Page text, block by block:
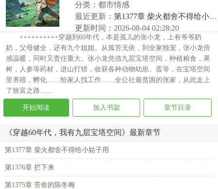
分类：都市情感
最近更新： 第1377章 柴火都舍不得给小姑子用
更新时间：2026-08-04 02:28:20
++++++++++穿越到60年代，本是孤儿的张小龙，上有爷爷奶
奶，父母健全，还有九个姐姐。从孤苦无依，到全家独宠，张小龙倍
感温暖，同时又责任重大。张小龙凭借九层宝塔空间，种植粮食，果
树，人参等药材，进山打猎，收获各种动物幼崽、蛋等，在宝塔空间
里养殖，孵化……给家人找工作……全公社最贫困的张家，从此走上
了致富之路…...
开始阅读 加入书架 章节目录
《穿越60年代，我有九层宝塔空间》最新章节
第1377章 柴火都舍不得给小姑子用
第1376章 拦下来
第1375章 苦命的陈冬梅